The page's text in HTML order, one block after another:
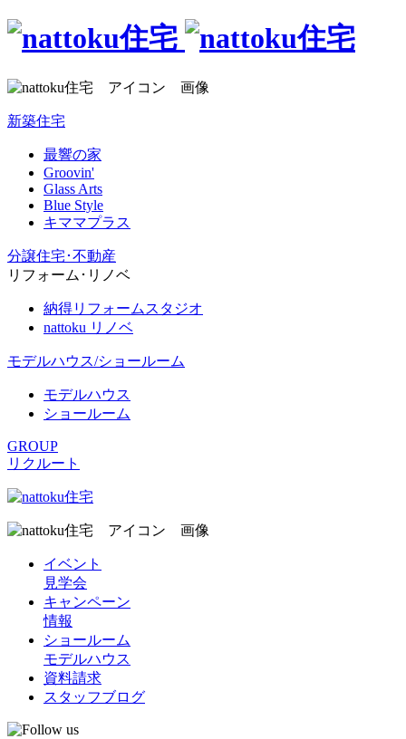
新築住宅
最響の家
Groovin'
Glass Arts
Blue Style
キママプラス
分譲住宅･不動産
リフォーム･リノベ
納得リフォームスタジオ
nattoku リノベ
モデルハウス/ショールーム
モデルハウス
ショールーム
GROUP
リクルート
イベント
見学会
キャンペーン
情報
ショールーム
モデルハウス
資料請求
スタッフブログ